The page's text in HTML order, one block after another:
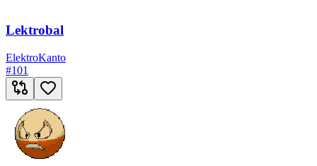
Lektrobal
ElektroKanto
#101